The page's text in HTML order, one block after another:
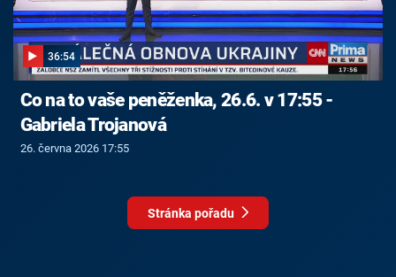
36:54
Co na to vaše peněženka, 26.6. v 17:55 -
Gabriela Trojanová
26. června 2026 17:55
Stránka pořadu